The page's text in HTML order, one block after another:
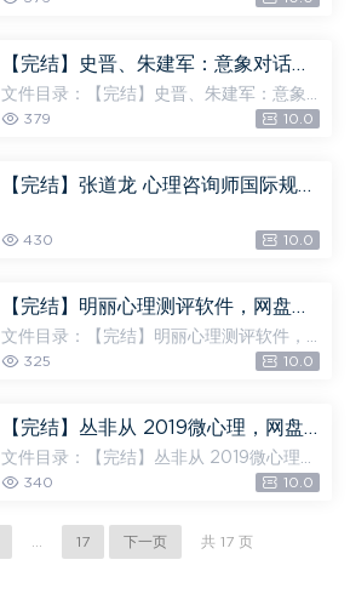
mp3 [17.10M] 02.入组访...
【完结】史晋、朱建军：意象对话心理疗法40讲 视频，网盘下载(7.54G)
文件目录：【完结】史晋、朱建军：意象
对话心理疗法40讲 视频，文件大小：7.54
M] 1.3 原始人的世界...
379 10.0
【完结】张道龙 心理咨询师国际规范化培训84个真实个案视频与解析，规范、精准、高效解决来访者问题，网盘下载(41.10G)
430 10.0
【完结】明丽心理测评软件，网盘下载(21.91M)
文件目录：【完结】明丽心理测评软件，
文件大小：21.91M 心理测试软件 [15.06
[74.00K] 心理测评...
325 10.0
【完结】丛非从 2019微心理，网盘下载(409.59M)
文件目录：【完结】丛非从 2019微心理，
文件大小：409.59M 001、悬浮状态 忍受
以说不 破除拒绝困难.mp3 [7.08M] 00
3、如何把事情做的完美.mp3 [6....
340 10.0
17 下一页 共 17 页